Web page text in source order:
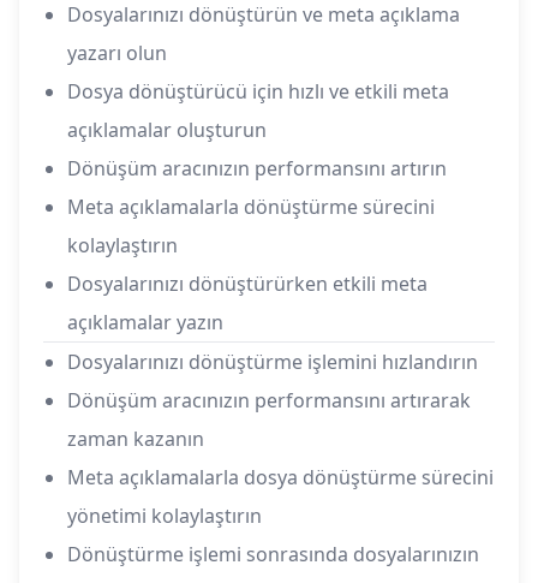
Dosyalarınızı dönüştürün ve meta açıklama
yazarı olun
Dosya dönüştürücü için hızlı ve etkili meta
açıklamalar oluşturun
Dönüşüm aracınızın performansını artırın
Meta açıklamalarla dönüştürme sürecini
kolaylaştırın
Dosyalarınızı dönüştürürken etkili meta
açıklamalar yazın
Dosyalarınızı dönüştürme işlemini hızlandırın
Dönüşüm aracınızın performansını artırarak
zaman kazanın
Meta açıklamalarla dosya dönüştürme sürecini
yönetimi kolaylaştırın
Dönüştürme işlemi sonrasında dosyalarınızın